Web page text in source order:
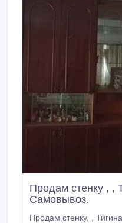
Продам стенку , ,
Самовывоз.
Продам стенку, , Тигина, , б/у, недорого. 060295709-